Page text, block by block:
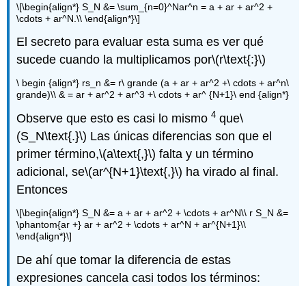
\[\begin{align*} S_N &= \sum_{n=0}^Nar^n = a + ar + ar^2 +
\cdots + ar^N.\\ \end{align*}\]
El secreto para evaluar esta suma es ver qué
sucede cuando la multiplicamos por\(r\text{:}\)
\ begin {align*} rs_n &= r\ grande (a + ar + ar^2 +\ cdots + ar^n\
grande)\\ & = ar + ar^2 + ar^3 +\ cdots + ar^ {N+1}\ end {align*}
Observe que esto es casi lo mismo4 que\
(S_N\text{.}\) Las únicas diferencias son que el
primer término,\(a\text{,}\) falta y un término
adicional, se\(ar^{N+1}\text{,}\) ha virado al final.
Entonces
\[\begin{align*} S_N &= a + ar + ar^2 + \cdots + ar^N\\ r S_N &=
\phantom{ar +} ar + ar^2 + \cdots + ar^N + ar^{N+1}\\
\end{align*}\]
De ahí que tomar la diferencia de estas
expresiones cancela casi todos los términos: